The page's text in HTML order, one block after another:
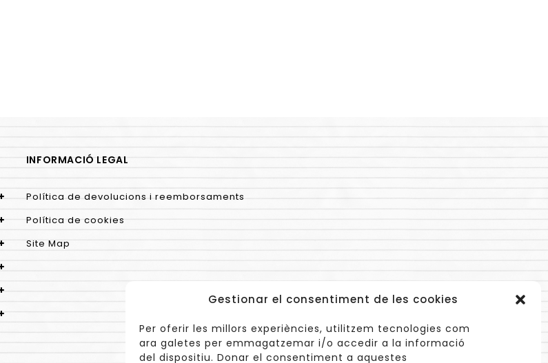
Gestionar el consentiment de les cookies
Per oferir les millors experiències, utilitzem tecnologies com
ara galetes per emmagatzemar i/o accedir a la informació
del dispositiu. Donar el consentiment a aquestes
INFORMACIÓ LEGAL
Política de devolucions i reemborsaments
Política de cookies
Site Map